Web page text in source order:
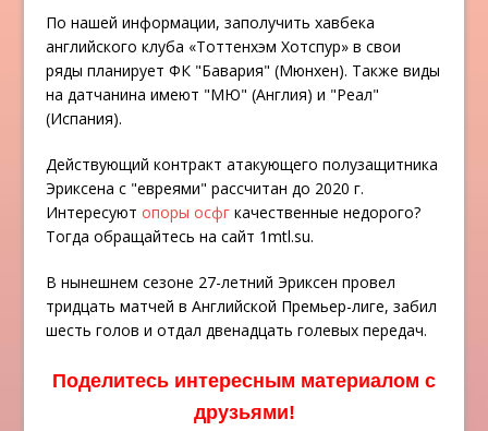
По нашей информации, заполучить хавбека
английского клуба «Тоттенхэм Хотспур» в свои
ряды планирует ФК "Бавария" (Мюнхен). Также виды
на датчанина имеют "МЮ" (Англия) и "Реал"
(Испания).
Действующий контракт атакующего полузащитника
Эриксена с "евреями" рассчитан до 2020 г.
Интересуютопоры осфг качественные недорого?
Тогда обращайтесь на сайт 1mtl.su.
В нынешнем сезоне 27-летний Эриксен провел
тридцать матчей в Английской Премьер-лиге, забил
шесть голов и отдал двенадцать голевых передач.
Поделитесь интересным материалом с
друзьями!